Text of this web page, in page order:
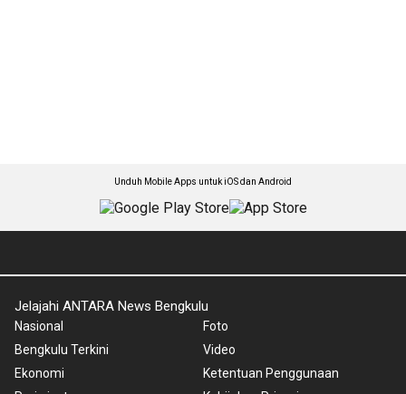
Unduh Mobile Apps untuk iOS dan Android
Jelajahi ANTARA News Bengkulu
Nasional
Bengkulu Terkini
Ekonomi
Foto
Video
Ketentuan Penggunaan